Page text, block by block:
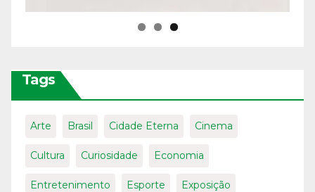
Tags
Arte Brasil Cidade Eterna Cinema
Cultura Curiosidade Economia
Entretenimento Esporte Exposição